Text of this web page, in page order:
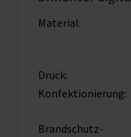
Material:
Druck:
Konfektionierung:
Brandschutz­